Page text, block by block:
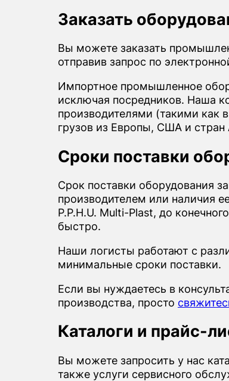
Заказать
Вы можете заказать
отправив запрос по
Импортное промышленное
исключая посредников. Наша
производителями (такими как
грузов из Европы, США и
Сроки поставки
Срок поставки оборудования
производителем или наличия
P.P.H.U. Multi-Plast, до
быстро.
Наши логисты работают с
минимальные сроки поставки.
Если вы нуждаетесь в
производства, просто
Каталоги и прайс-
Вы можете запросить у нас
также услуги сервисного